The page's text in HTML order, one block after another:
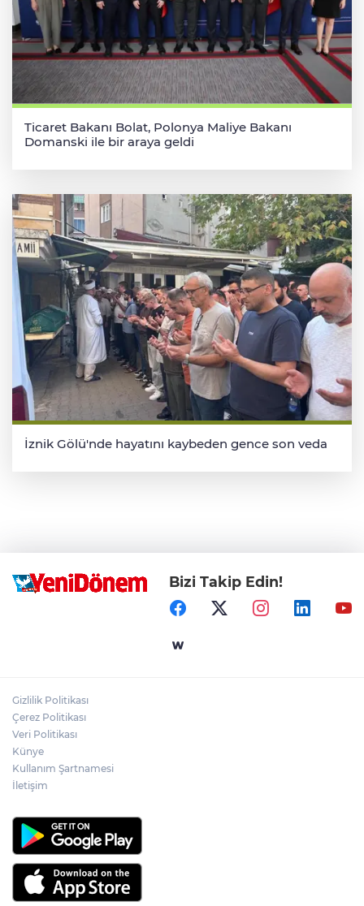
Ticaret Bakanı Bolat, Polonya Maliye Bakanı
Domanski ile bir araya geldi
İznik Gölü'nde hayatını kaybeden gence son veda
Bizi Takip Edin!
Gizlilik Politikası
Çerez Politikası
Veri Politikası
Künye
Kullanım Şartnamesi
İletişim